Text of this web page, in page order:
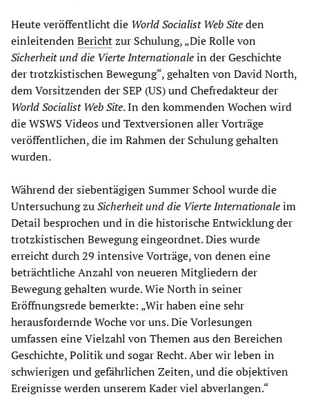
Heute veröffentlicht die World Socialist Web Siteden
einleitendenBerichtzur Schulung, „Die Rolle von
Sicherheit und die Vierte Internationalein der Geschichte
der trotzkistischen Bewegung“, gehalten von David North,
dem Vorsitzenden der SEP (US) und Chefredakteur der
World Socialist Web Site. In den kommenden Wochen wird
die WSWS Videos und Textversionen aller Vorträge
veröffentlichen, die im Rahmen der Schulung gehalten
wurden.
Während der siebentägigen Summer School wurde die
Untersuchung zuSicherheit und die Vierte Internationaleim
Detail besprochen und in die historische Entwicklung der
trotzkistischen Bewegung eingeordnet. Dies wurde
erreicht durch 29 intensive Vorträge, von denen eine
beträchtliche Anzahl von neueren Mitgliedern der
Bewegung gehalten wurde. Wie North in seiner
Eröffnungsrede bemerkte: „Wir haben eine sehr
herausfordernde Woche vor uns. Die Vorlesungen
umfassen eine Vielzahl von Themen aus den Bereichen
Geschichte, Politik und sogar Recht. Aber wir leben in
schwierigen und gefährlichen Zeiten, und die objektiven
Ereignisse werden unserem Kader viel abverlangen.“